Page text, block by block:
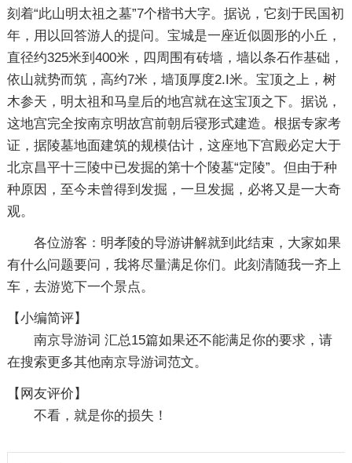
刻着“此山明太祖之墓”7个楷书大字。据说，它刻于民国初
年，用以回答游人的提问。宝城是一座近似圆形的小丘，
直径约325米到400米，四周围有砖墙，墙以条石作基础，
依山就势而筑，高约7米，墙顶厚度2.I米。宝顶之上，树
木参天，明太祖和马皇后的地宫就在这宝顶之下。据说，
这地宫完全按南京明故宫前朝后寝形式建造。根据专家考
证，据陵墓地面建筑的规模估计，这座地下宫殿必定大于
北京昌平十三陵中已发掘的第十个陵墓“定陵”。但由于种
种原因，至今未曾得到发掘，一旦发掘，必将又是一大奇
观。
各位游客：明孝陵的导游讲解就到此结束，大家如果
有什么问题要问，我将尽量满足你们。此刻清随我一齐上
车，去游览下一个景点。
【小编简评】
南京导游词 汇总15篇如果还不能满足你的要求，请
在搜索更多其他南京导游词范文。
【网友评价】
不看，就是你的损失！